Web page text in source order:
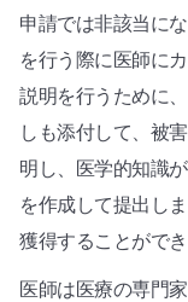
申請では非該当に
を行う際に医師に
説明を行うために
しも添付して、被
明し、医学的知識
を作成して提出し
獲得することができ
医師は医療の専門